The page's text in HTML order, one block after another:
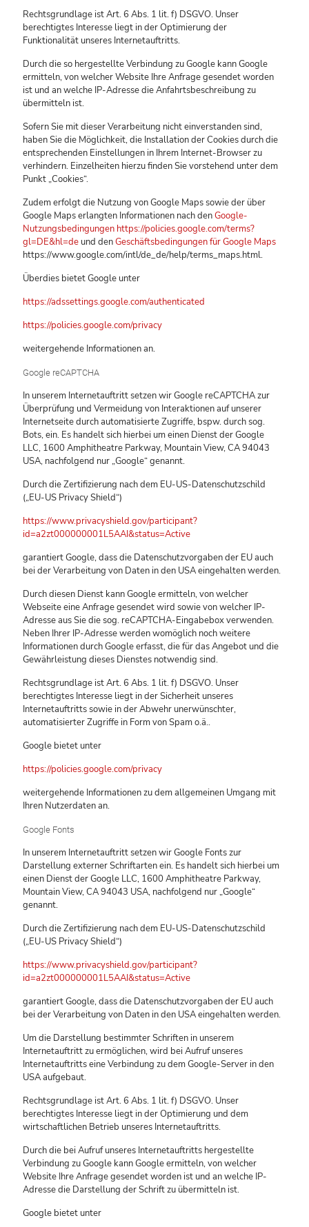
Rechtsgrundlage ist Art. 6 Abs. 1 lit. f) DSGVO. Unser
berechtigtes Interesse liegt in der Optimierung der
Funktionalität unseres Internetauftritts.
Durch die so hergestellte Verbindung zu Google kann Google
ermitteln, von welcher Website Ihre Anfrage gesendet worden
ist und an welche IP-Adresse die Anfahrtsbeschreibung zu
übermitteln ist.
Sofern Sie mit dieser Verarbeitung nicht einverstanden sind,
haben Sie die Möglichkeit, die Installation der Cookies durch die
entsprechenden Einstellungen in Ihrem Internet-Browser zu
verhindern. Einzelheiten hierzu finden Sie vorstehend unter dem
Punkt „Cookies“.
Zudem erfolgt die Nutzung von Google Maps sowie der über
Google Maps erlangten Informationen nach denGoogle-
Nutzungsbedingungen https://policies.google.com/terms?
gl=DE&hl=de und denGeschäftsbedingungen für Google Maps
https://www.google.com/intl/de_de/help/terms_maps.html.
Überdies bietet Google unter
https://adssettings.google.com/authenticated
https://policies.google.com/privacy
weitergehende Informationen an.
Google reCAPTCHA
In unserem Internetauftritt setzen wir Google reCAPTCHA zur
Überprüfung und Vermeidung von Interaktionen auf unserer
Internetseite durch automatisierte Zugriffe, bspw. durch sog.
Bots, ein. Es handelt sich hierbei um einen Dienst der Google
LLC, 1600 Amphitheatre Parkway, Mountain View, CA 94043
USA, nachfolgend nur „Google“ genannt.
Durch die Zertifizierung nach dem EU-US-Datenschutzschild
(„EU-US Privacy Shield“)
https://www.privacyshield.gov/participant?
id=a2zt000000001L5AAI&status=Active
garantiert Google, dass die Datenschutzvorgaben der EU auch
bei der Verarbeitung von Daten in den USA eingehalten werden.
Durch diesen Dienst kann Google ermitteln, von welcher
Webseite eine Anfrage gesendet wird sowie von welcher IP-
Adresse aus Sie die sog. reCAPTCHA-Eingabebox verwenden.
Neben Ihrer IP-Adresse werden womöglich noch weitere
Informationen durch Google erfasst, die für das Angebot und die
Gewährleistung dieses Dienstes notwendig sind.
Rechtsgrundlage ist Art. 6 Abs. 1 lit. f) DSGVO. Unser
berechtigtes Interesse liegt in der Sicherheit unseres
Internetauftritts sowie in der Abwehr unerwünschter,
automatisierter Zugriffe in Form von Spam o.ä..
Google bietet unter
https://policies.google.com/privacy
weitergehende Informationen zu dem allgemeinen Umgang mit
Ihren Nutzerdaten an.
Google Fonts
In unserem Internetauftritt setzen wir Google Fonts zur
Darstellung externer Schriftarten ein. Es handelt sich hierbei um
einen Dienst der Google LLC, 1600 Amphitheatre Parkway,
Mountain View, CA 94043 USA, nachfolgend nur „Google“
genannt.
Durch die Zertifizierung nach dem EU-US-Datenschutzschild
(„EU-US Privacy Shield“)
https://www.privacyshield.gov/participant?
id=a2zt000000001L5AAI&status=Active
garantiert Google, dass die Datenschutzvorgaben der EU auch
bei der Verarbeitung von Daten in den USA eingehalten werden.
Um die Darstellung bestimmter Schriften in unserem
Internetauftritt zu ermöglichen, wird bei Aufruf unseres
Internetauftritts eine Verbindung zu dem Google-Server in den
USA aufgebaut.
Rechtsgrundlage ist Art. 6 Abs. 1 lit. f) DSGVO. Unser
berechtigtes Interesse liegt in der Optimierung und dem
wirtschaftlichen Betrieb unseres Internetauftritts.
Durch die bei Aufruf unseres Internetauftritts hergestellte
Verbindung zu Google kann Google ermitteln, von welcher
Website Ihre Anfrage gesendet worden ist und an welche IP-
Adresse die Darstellung der Schrift zu übermitteln ist.
Google bietet unter